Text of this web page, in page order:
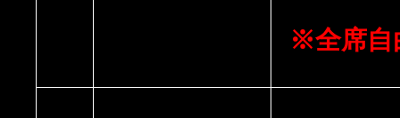
※全席自